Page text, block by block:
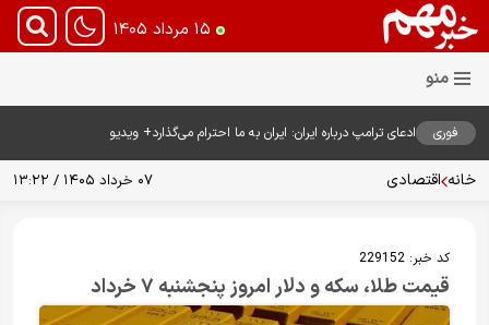
۱۵ مرداد ۱۴۰۵
فوری ادعای ترامپ درباره ایران: ایران به ما احترام می‌گذارد+ ویدیو
خانه اقتصادی ۰۷ خرداد ۱۴۰۵ / ۱۳:۲۲
کد خبر: 229152
قیمت طلا، سکه و دلار امروز پنجشنبه ۷ خرداد